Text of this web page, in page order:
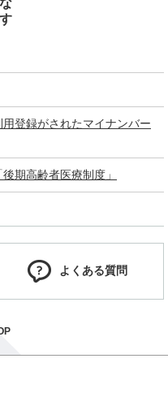
登録がされたマイナンバー
期高齢者医療制度」
よくある質問